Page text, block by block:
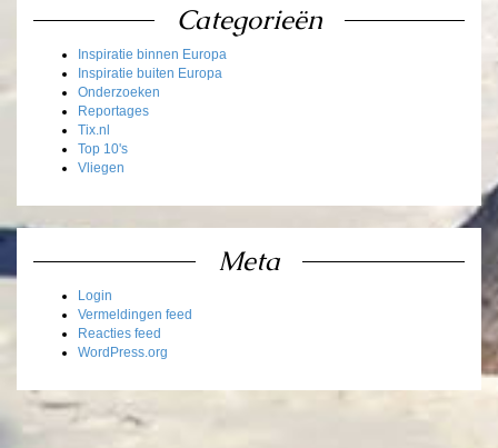
Categorieën
Inspiratie binnen Europa
Inspiratie buiten Europa
Onderzoeken
Reportages
Tix.nl
Top 10's
Vliegen
Meta
Login
Vermeldingen feed
Reacties feed
WordPress.org